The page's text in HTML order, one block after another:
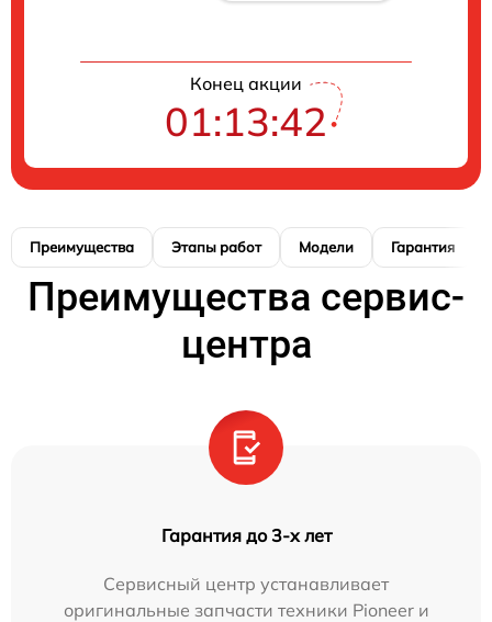
Конец акции
01:13:41
Преимущества Этапы работ Модели Гарантия
Преимущества сервис-
центра
Гарантия до 3-х лет
Сервисный центр устанавливает
оригинальные запчасти техники Pioneer и